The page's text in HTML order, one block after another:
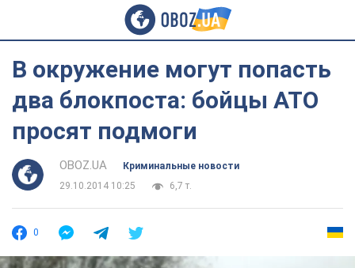
В окружение могут попасть
два блокпоста: бойцы АТО
просят подмоги
OBOZ.UA
Криминальные новости
29.10.2014 10:25
6,7 т.
0